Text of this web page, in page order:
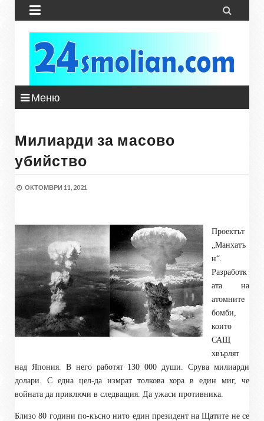
 
Меню
Милиарди за масово
убийство
ОКТОМВРИ 11, 2021
Проектът
„Манхатъ
н“.
Разработк
ата на
атомните
бомби,
които
САЩ
хвърлят
над Япония. В него работят 130 000 души. Срува милиарди
долари. С една цел-да измрат толкова хора в един миг, че
войната да приключи в следващия. Да ужаси противника.
Близо 80 години по-късно нито един президент на Щатите не се